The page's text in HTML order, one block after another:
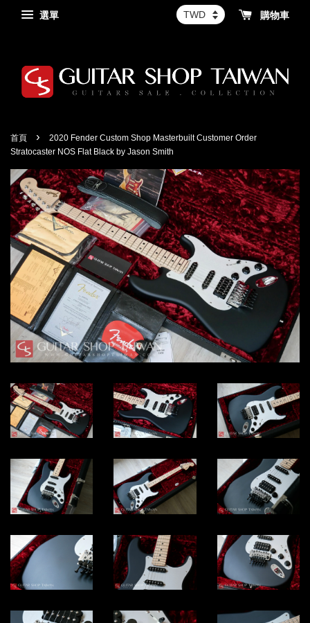
選單 購物車
首頁 ›
2020 Fender Custom Shop Masterbuilt Customer Order
Stratocaster NOS Flat Black by Jason Smith